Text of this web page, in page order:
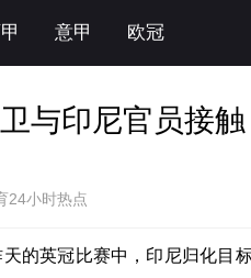
意甲 欧冠
与印尼官员接触
24小时热点
的英冠比赛中，印尼归化目